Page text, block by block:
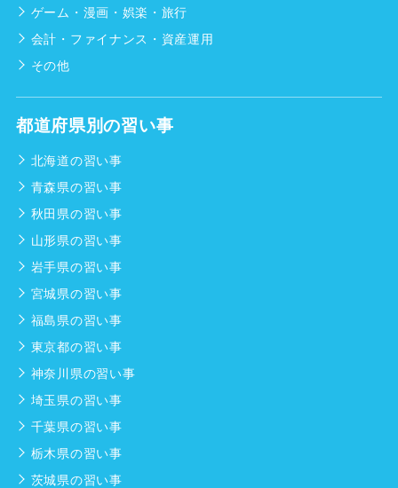
ゲーム・漫画・娯楽・旅行
会計・ファイナンス・資産運用
その他
都道府県別の習い事
北海道の習い事
青森県の習い事
秋田県の習い事
山形県の習い事
岩手県の習い事
宮城県の習い事
福島県の習い事
東京都の習い事
神奈川県の習い事
埼玉県の習い事
千葉県の習い事
栃木県の習い事
茨城県の習い事